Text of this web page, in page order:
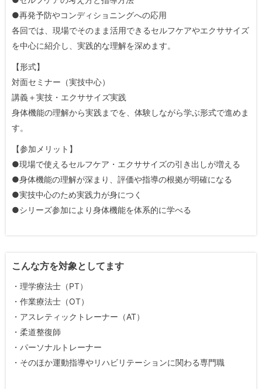
●再発予防やコンディショニングへの応用
各回では、現場でそのまま活用できるセルフケアやエクササイズ
を中心に紹介し、実践的な理解を深めます。
【形式】
対面セミナー（実技中心）
講義＋実技・エクササイズ実践
身体機能の理解から実践までを、体験しながら学ぶ形式で進めま
す。
【参加メリット】
●現場で使えるセルフケア・エクササイズの引き出しが増える
●身体機能の理解が深まり、評価や指導の根拠が明確になる
●実技中心のため実践力が身につく
●シリーズ参加により身体機能を体系的に学べる
こんな方を対象としてます
・理学療法士（PT）
・作業療法士（OT）
・アスレティックトレーナー（AT）
・柔道整復師
・パーソナルトレーナー
・そのほか運動指導やリハビリテーションに関わる専門職